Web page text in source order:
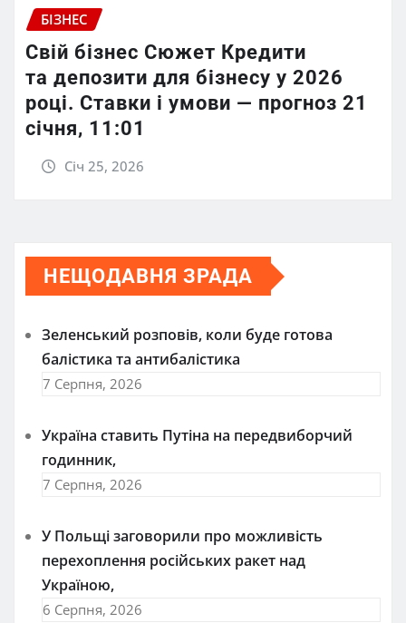
БІЗНЕС
Свій бізнес Сюжет Кредити
та депозити для бізнесу у 2026
році. Ставки і умови — прогноз 21
січня, 11:01
Січ 25, 2026
НЕЩОДАВНЯ ЗРАДА
Зеленський розповів, коли буде готова
балістика та антибалістика
7 Серпня, 2026
Україна ставить Путіна на передвиборчий
годинник,
7 Серпня, 2026
У Польщі заговорили про можливість
перехоплення російських ракет над
Україною,
6 Серпня, 2026